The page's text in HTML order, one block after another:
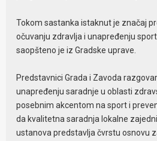
Tokom sastanka istaknut je značaj
očuvanju zdravlja i unapređenju
saopšteno je iz Gradske uprave.
Predstavnici Grada i Zavoda
unapređenju saradnje u oblasti
posebnim akcentom na sport i
da kvalitetna saradnja lokalne
ustanova predstavlja čvrstu osnovu